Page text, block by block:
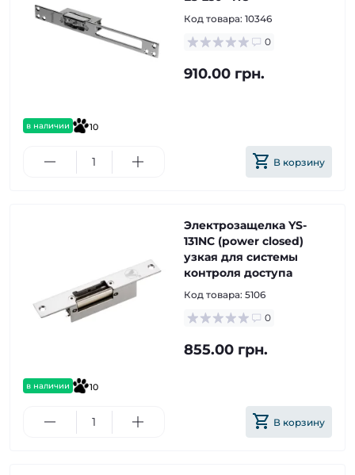
в наличии 10
Код товара: 10346
0
910.00 грн.
В корзину
в наличии 10
Электрозащелка YS-
131NC (power closed)
узкая для системы
контроля доступа
Код товара: 5106
0
855.00 грн.
В корзину